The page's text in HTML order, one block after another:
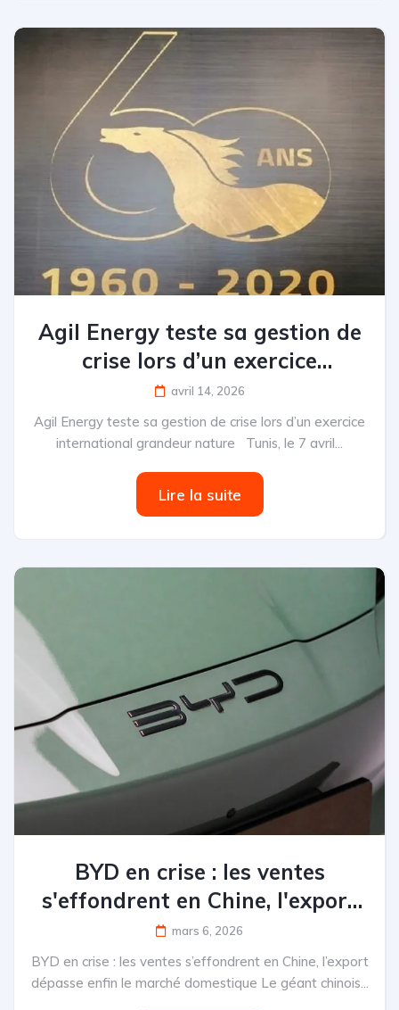
Agil Energy teste sa gestion de
crise lors d’un exercice
international grandeur nature
avril 14, 2026
Agil Energy teste sa gestion de crise lors d’un exercice
international grandeur nature Tunis, le 7 avril...
Lire la suite
BYD en crise : les ventes
s'effondrent en Chine, l'export
dépasse enfin le marché
domestique
mars 6, 2026
BYD en crise : les ventes s’effondrent en Chine, l’export
dépasse enfin le marché domestique Le géant chinois...